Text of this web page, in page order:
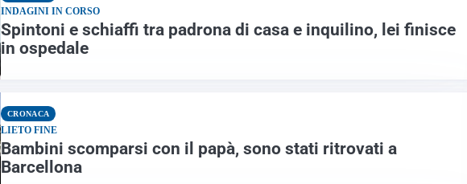
INDAGINI IN CORSO
Spintoni e schiaffi tra padrona di casa e inquilino, lei finisce
in ospedale
CRONACA
LIETO FINE
Bambini scomparsi con il papà, sono stati ritrovati a
Barcellona